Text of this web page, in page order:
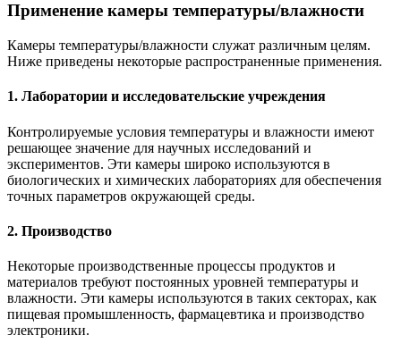
Применение камеры температуры/влажности
Камеры температуры/влажности служат различным целям.
Ниже приведены некоторые распространенные применения.
1. Лаборатории и исследовательские учреждения
Контролируемые условия температуры и влажности имеют
решающее значение для научных исследований и
экспериментов. Эти камеры широко используются в
биологических и химических лабораториях для обеспечения
точных параметров окружающей среды.
2. Производство
Некоторые производственные процессы продуктов и
материалов требуют постоянных уровней температуры и
влажности. Эти камеры используются в таких секторах, как
пищевая промышленность, фармацевтика и производство
электроники.